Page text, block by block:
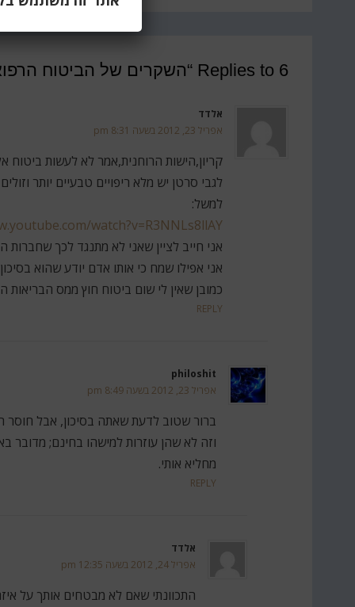
6 Replies to “השקרים של הביטוח הרפואי הפרטי”
אלדד
אפריל 23, 2012 בשעה 8:31 pm
קריון,הישות הרוחנית,אמר לא לעשות
לגבי סרטן יש מלא ריפויים טבעיים יותר
למשל:
watch?v=R3NNLs8llAY
אני חייב לציין שאני לא מתנגד לכך
אני אפילו שמח כי אותו אדם יודע שהוא
כמובן שאין לי שום ביטוח חוץ ממס הבריאות
REPLY
philoshit
אפריל 23, 2012 בשעה 8:49 pm
ברור שטוב לדעת שאתה בסיכון, אבל חוסר
וזה לא שהן עוזרות למישהו בחינם;
מחליא אותי.
REPLY
אלדד
אפריל 24, 2012 בשעה 12:35 pm
התכוונתי שאם לא מבטחים אותך על